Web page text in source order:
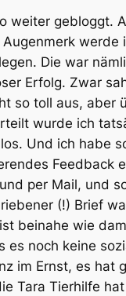
weiter gebloggt.
werde
Die war
Erfolg. Zwar
so toll aus, aber
wurde ich
Und ich habe
Feedback
per Mail, und
(!) Brief
beinahe wie
es noch keine
im Ernst, es hat
Tara Tierhilfe